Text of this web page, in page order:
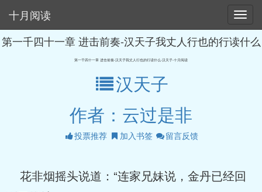
十月阅读
第一千四十一章 进击前奏-汉天子我丈人行也的行读什么
第一千四十一章 进击前奏-汉天子我丈人行也的行读什么-汉天子-十月阅读
汉天子
作者：云过是非
投票推荐 加入书签 留言反馈
花非烟摇头说道：“连家兄妹说，金丹已经回